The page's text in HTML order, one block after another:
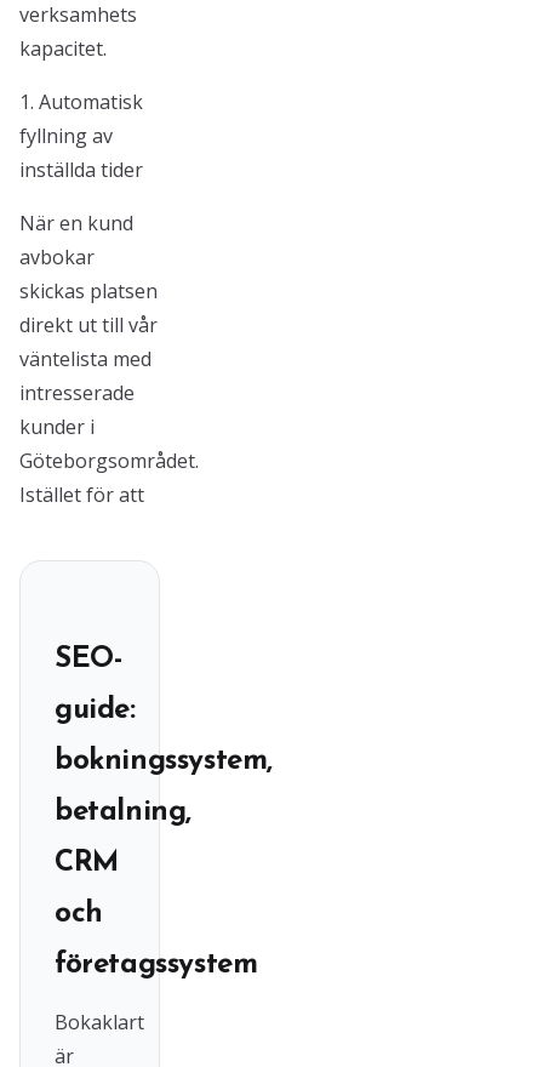
verksamhets
kapacitet.
1. Automatisk
fyllning av
inställda tider
När en kund
avbokar
skickas platsen
direkt ut till vår
väntelista med
intresserade
kunder i
Göteborgsområdet.
Istället för att
SEO-
guide:
bokningssystem,
betalning,
CRM
och
företagssystem
Bokaklart
är